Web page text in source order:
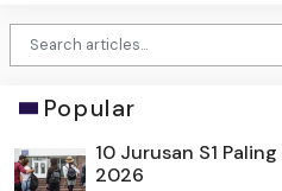
Popular
10 Jurusan S1
2026